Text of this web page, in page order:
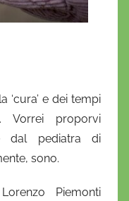
‘cura’ e dei tempi
Vorrei proporvi
dal pediatra di
sono.
Piemonti